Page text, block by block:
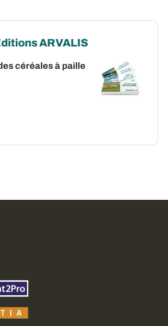
ARVALIS
céréales à paille